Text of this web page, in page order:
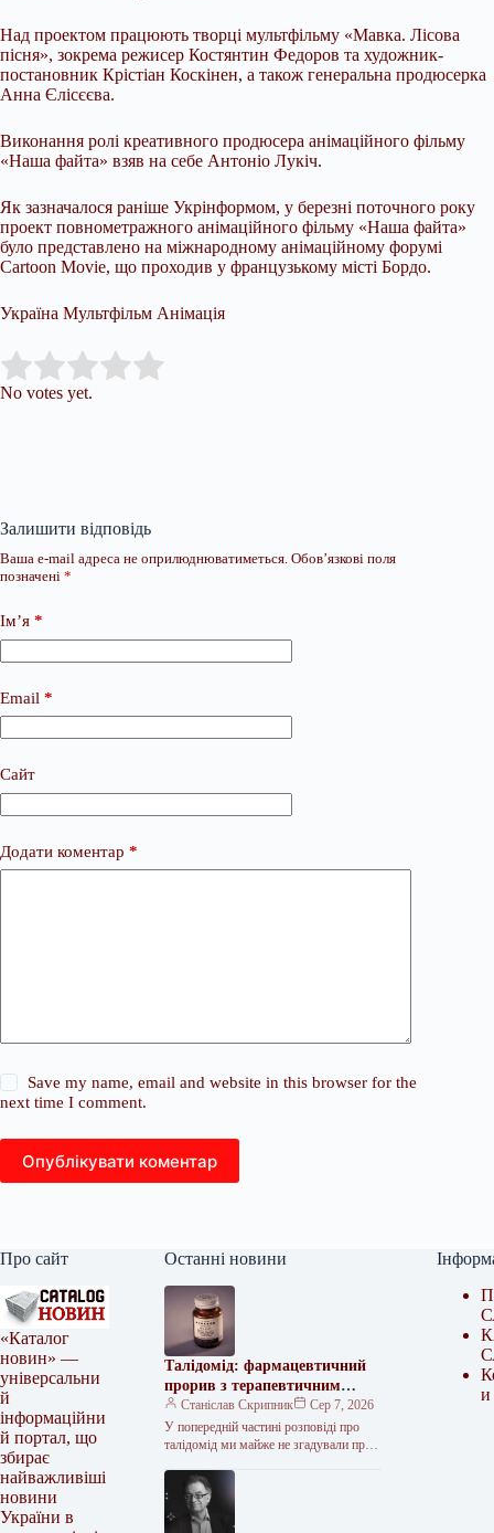
Над проектом працюють творці мультфільму «Мавка. Лісова
пісня», зокрема режисер Костянтин Федоров та художник-
постановник Крістіан Коскінен, а також генеральна продюсерка
Анна Єлісєєва.
Виконання ролі креативного продюсера анімаційного фільму
«Наша файта» взяв на себе Антоніо Лукіч.
Як зазначалося раніше Укрінформом, у березні поточного року
проект повнометражного анімаційного фільму «Наша файта»
було представлено на міжнародному анімаційному форумі
Cartoon Movie, що проходив у французькому місті Бордо.
Україна Мультфільм Анімація
Rate this item:
No votes yet.
Залишити відповідь
Ваша e-mail адреса не оприлюднюватиметься. Обов’язкові поля
позначені *
Ім’я *
Email *
Сайт
Додати коментар *
Save my name, email and website in this browser for the
next time I comment.
Опублікувати коментар
Про сайт
«Каталог
новин» —
універсальни
й
інформаційни
й портал, що
збирає
найважливіші
новини
України в
Останні новини
Талідомід: фармацевтичний
прорив з терапевтичним
потенціалом
Станіслав Скрипник
Сер 7, 2026
У попередній частині розповіді про
талідомід ми майже не згадували про
події розгорталися за…
и